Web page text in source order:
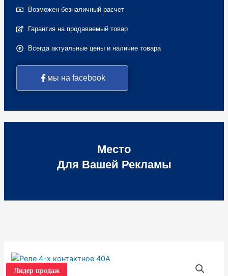
Возможен безналичный расчет
Гарантия на продаваемый товар
Всегда актуальные цены и наличие товара
мы на facebook
Место
Для Вашей Рекламы
Лидер продаж
Количество
товара